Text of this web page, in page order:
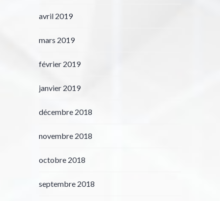
avril 2019
mars 2019
février 2019
janvier 2019
décembre 2018
novembre 2018
octobre 2018
septembre 2018